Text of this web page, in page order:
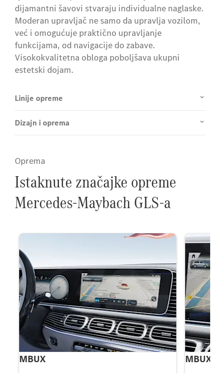
dijamantni šavovi stvaraju individualne naglaske.
Moderan upravljač ne samo da upravlja vozilom,
već i omogućuje praktično upravljanje
funkcijama, od navigacije do zabave.
Visokokvalitetna obloga poboljšava ukupni
estetski dojam.
Linije opreme
Dizajn i oprema
Oprema
Istaknute značajke opreme
Mercedes-Maybach GLS-a
MBUX MBUX